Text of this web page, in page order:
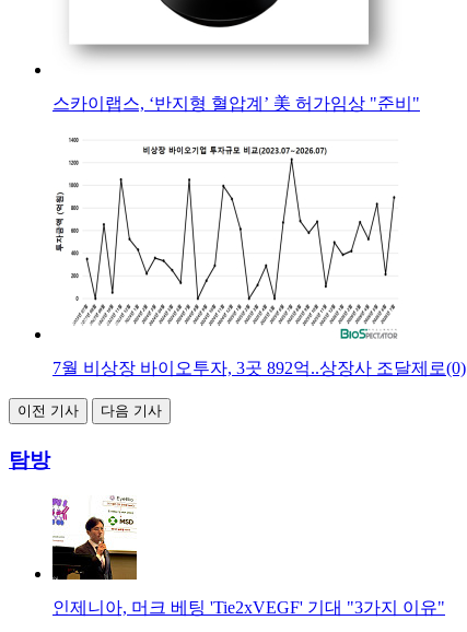
스카이랩스, ‘반지형 혈압계’ 美 허가임상 "준비"
7월 비상장 바이오투자, 3곳 892억..상장사 조달제로(0)
이전 기사 다음 기사
탐방
인제니아, 머크 베팅 'Tie2xVEGF' 기대 "3가지 이유"